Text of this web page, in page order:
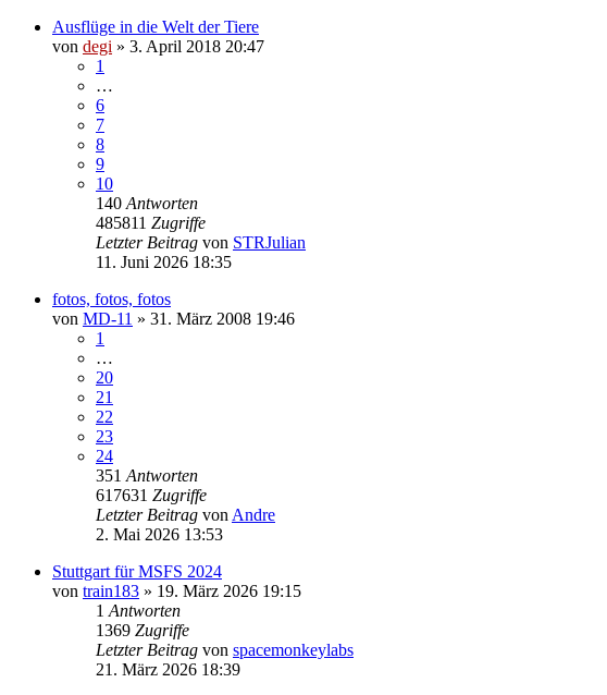
Ausflüge in die Welt der Tiere
von degi » 3. April 2018 20:47
1
…
6
7
8
9
10
140 Antworten
485811 Zugriffe
Letzter Beitrag von STRJulian
11. Juni 2026 18:35
fotos, fotos, fotos
von MD-11 » 31. März 2008 19:46
1
…
20
21
22
23
24
351 Antworten
617631 Zugriffe
Letzter Beitrag von Andre
2. Mai 2026 13:53
Stuttgart für MSFS 2024
von train183 » 19. März 2026 19:15
1 Antworten
1369 Zugriffe
Letzter Beitrag von spacemonkeylabs
21. März 2026 18:39